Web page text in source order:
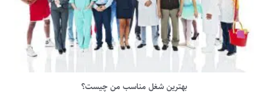
بهترین شغل مناسب من چیست؟